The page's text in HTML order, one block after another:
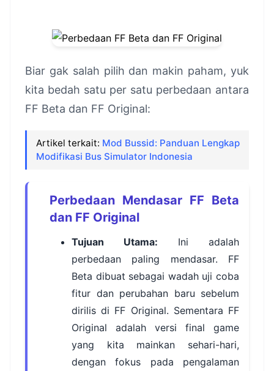
Biar gak salah pilih dan makin paham, yuk
kita bedah satu per satu perbedaan antara
FF Beta dan FF Original:
Artikel terkait: Mod Bussid: Panduan Lengkap
Modifikasi Bus Simulator Indonesia
Perbedaan Mendasar FF Beta
dan FF Original
Tujuan Utama: Ini adalah
perbedaan paling mendasar. FF
Beta dibuat sebagai wadah uji coba
fitur dan perubahan baru sebelum
dirilis di FF Original. Sementara FF
Original adalah versi final game
yang kita mainkan sehari-hari,
dengan fokus pada pengalaman